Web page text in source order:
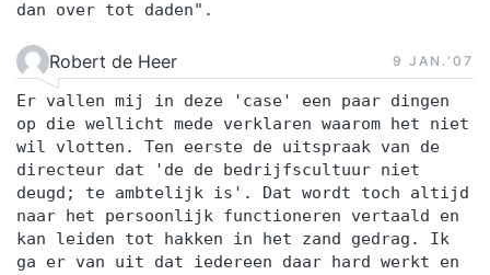
dan over tot daden".
Robert de Heer 9 JAN.‘07
Er vallen mij in deze 'case' een paar dingen
op die wellicht mede verklaren waarom het niet
wil vlotten. Ten eerste de uitspraak van de
directeur dat 'de de bedrijfscultuur niet
deugd; te ambtelijk is'. Dat wordt toch altijd
naar het persoonlijk functioneren vertaald en
kan leiden tot hakken in het zand gedrag. Ik
ga er van uit dat iedereen daar hard werkt en